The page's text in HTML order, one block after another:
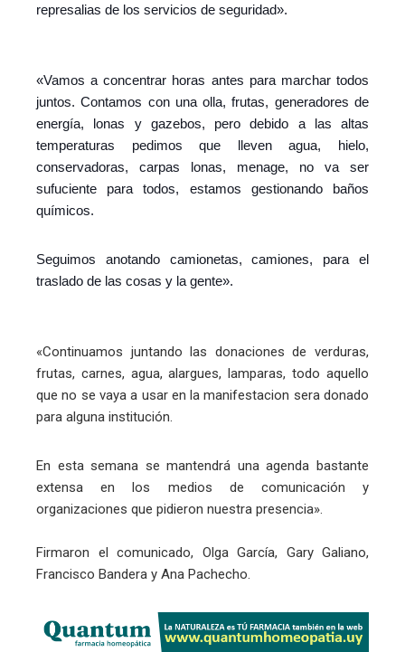
represalias de los servicios de seguridad».
«Vamos a concentrar horas antes para marchar todos
juntos.Contamos con una olla, frutas, generadores de
energía, lonas y gazebos, pero debido a las altas
temperaturas pedimos que lleven agua, hielo,
conservadoras, carpas lonas, menage, no va ser
sufuciente para todos, estamos gestionando baños
químicos.
Seguimos anotando camionetas, camiones, para el
traslado de las cosas y la gente».
«Continuamos juntando las donaciones de verduras,
frutas, carnes, agua, alargues, lamparas, todo aquello
que no se vaya a usar en la manifestacion sera donado
para alguna institución.
En esta semana se mantendrá una agenda bastante
extensa en los medios de comunicación y
organizaciones que pidieron nuestra presencia».
Firmaron el comunicado, Olga García, Gary Galiano,
Francisco Bandera y Ana Pachecho.